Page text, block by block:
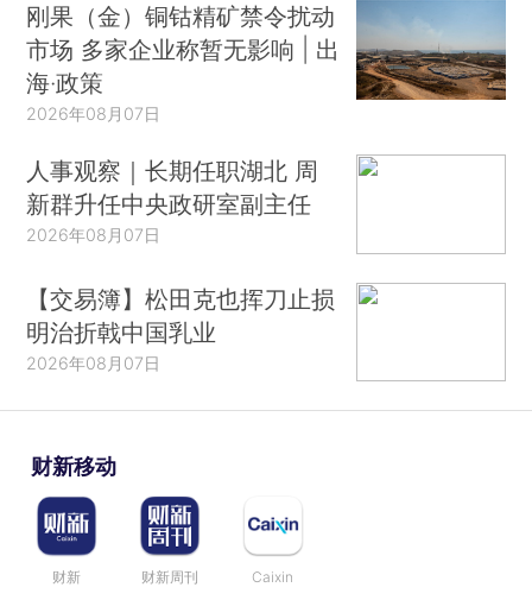
刚果（金）铜钴精矿禁令扰动
市场 多家企业称暂无影响 | 出
海·政策
2026年08月07日
人事观察｜长期任职湖北 周
新群升任中央政研室副主任
2026年08月07日
【交易簿】松田克也挥刀止损
明治折戟中国乳业
2026年08月07日
财新移动
财新 财新周刊 Caixin